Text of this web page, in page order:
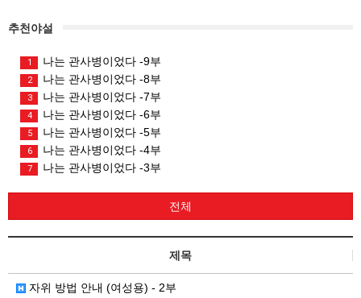
추천야설
1 나는 관사병이었다 -9부
2 나는 관사병이었다 -8부
3 나는 관사병이었다 -7부
4 나는 관사병이었다 -6부
5 나는 관사병이었다 -5부
6 나는 관사병이었다 -4부
7 나는 관사병이었다 -3부
전체
제목
자위 방법 안내 (여성용) - 2부